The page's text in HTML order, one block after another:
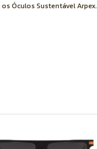
Óculos Sustentável Arpex.